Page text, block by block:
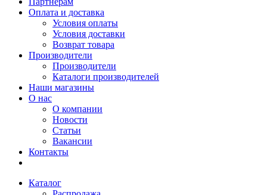
Оплата и доставка
Условия оплаты
Условия доставки
Возврат товара
Производители
Производители
Каталоги производителей
Наши магазины
О нас
О компании
Новости
Статьи
Вакансии
Контакты
Каталог